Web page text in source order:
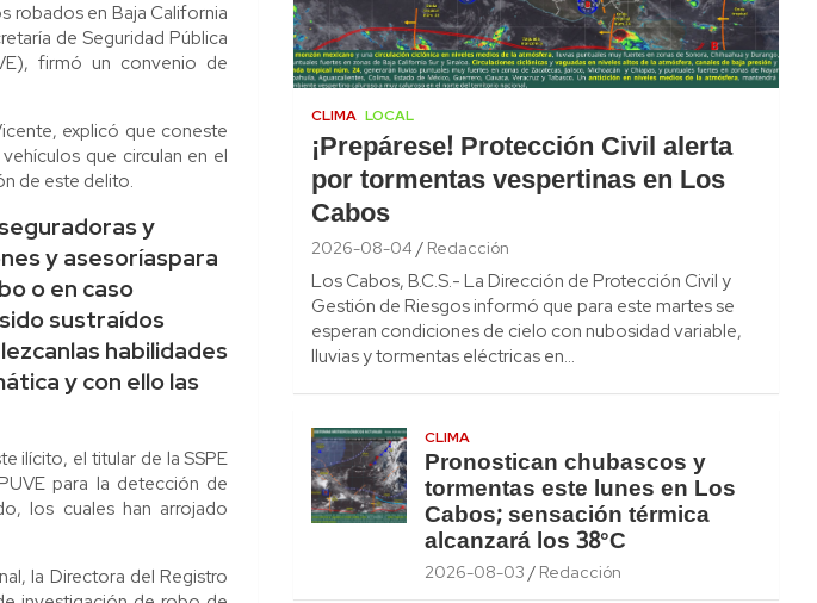
robados en Baja California
de Seguridad Pública
firmó un convenio de
explicó que coneste
que circulan en el
de este delito.
y
y asesoríaspara
o en caso
sustraídos
habilidades
y con ello las
ilícito, el titular de la SSPE
para la detección de
los cuales han arrojado
la Directora del Registro
CLIMA LOCAL
¡Prepárese! Protección Civil alerta
por tormentas vespertinas en Los
Cabos
2026-08-04 Redacción
Los Cabos, B.C.S.- La Dirección de Protección Civil y
Gestión de Riesgos informó que para este martes se
esperan condiciones de cielo con nubosidad variable,
lluvias y tormentas eléctricas en…
CLIMA
Pronostican chubascos y
tormentas este lunes en Los
Cabos; sensación térmica
alcanzará los 38°C
2026-08-03 Redacción